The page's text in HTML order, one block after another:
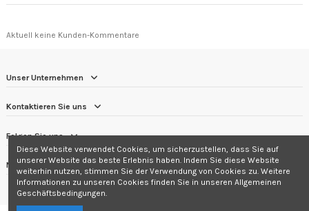
Aktuell keine Kunden-Kommentare
Unser Unternehmen
Kontaktieren Sie uns
Folgen Sie uns
Newsletter
Diese Website verwendet Cookies, um sicherzustellen, dass Sie auf
unserer Website das beste Erlebnis haben. Indem Sie diese Website
weiterhin nutzen, stimmen Sie der Verwendung von Cookies zu. Weitere
Informationen zu unseren Cookies finden Sie in unseren Allgemeinen
Geschäftsbedingungen.